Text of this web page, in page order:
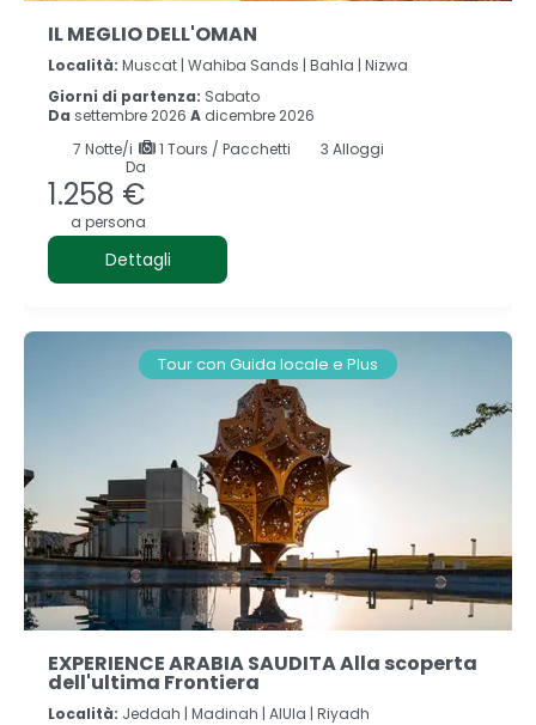
IL MEGLIO DELL'OMAN
Località: Muscat | Wahiba Sands | Bahla | Nizwa
Giorni di partenza: Sabato
Da settembre 2026 A dicembre 2026
7 Notte/i 1 Tours / Pacchetti
3 Alloggi
Da
1.258 €
a persona
Dettagli
Tour con Guida locale e Plus
EXPERIENCE ARABIA SAUDITA Alla scoperta
dell'ultima Frontiera
Località: Jeddah | Madinah | AlUla | Riyadh